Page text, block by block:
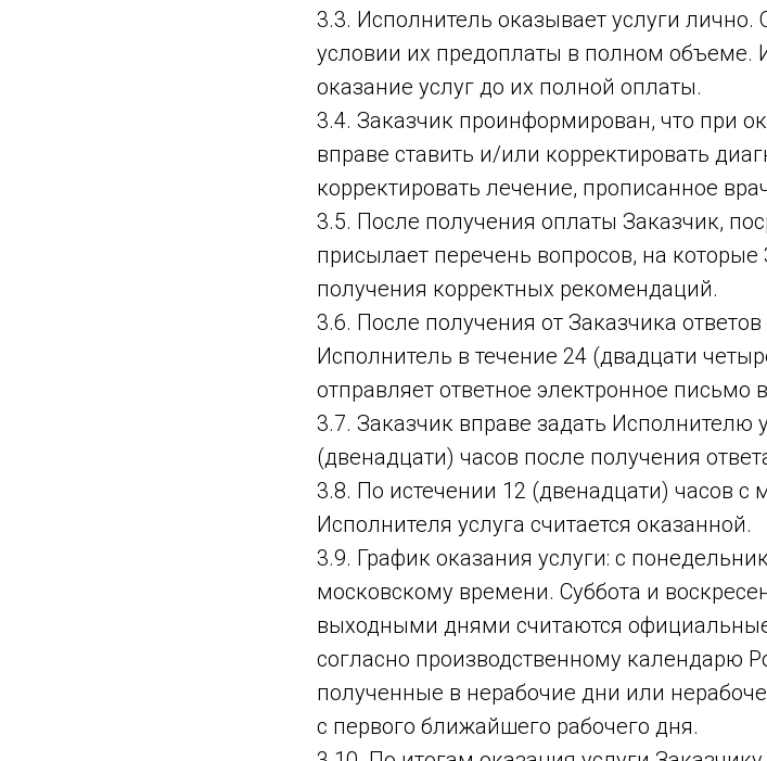
3.3. Исполнитель оказывает услуги лично.
условии их предоплаты в полном объеме.
оказание услуг до их полной оплаты.
3.4. Заказчик проинформирован, что при
вправе ставить и/или корректировать
корректировать лечение, прописанное
3.5. После получения оплаты Заказчик,
присылает перечень вопросов, на
получения корректных рекомендаций.
3.6. После получения от Заказчика
Исполнитель в течение 24 (двадцати
отправляет ответное электронное письмо
3.7. Заказчик вправе задать
(двенадцати) часов после получения
3.8. По истечении 12 (двенадцати) часов с
Исполнителя услуга считается оказанной.
3.9. График оказания услуги: с
московскому времени. Суббота и
выходными днями считаются
согласно производственному календарю
полученные в нерабочие дни или
с первого ближайшего рабочего дня.